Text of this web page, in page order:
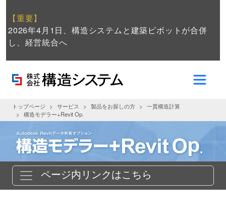
【重要】
2026年4月1日、構造システムと建築ピボットが合併
し、経営統合へ
トップページ サービス 製品をお探しの方
一貫構造計算
構造モデラー+Revit Op.
ページ内リンクはこちら